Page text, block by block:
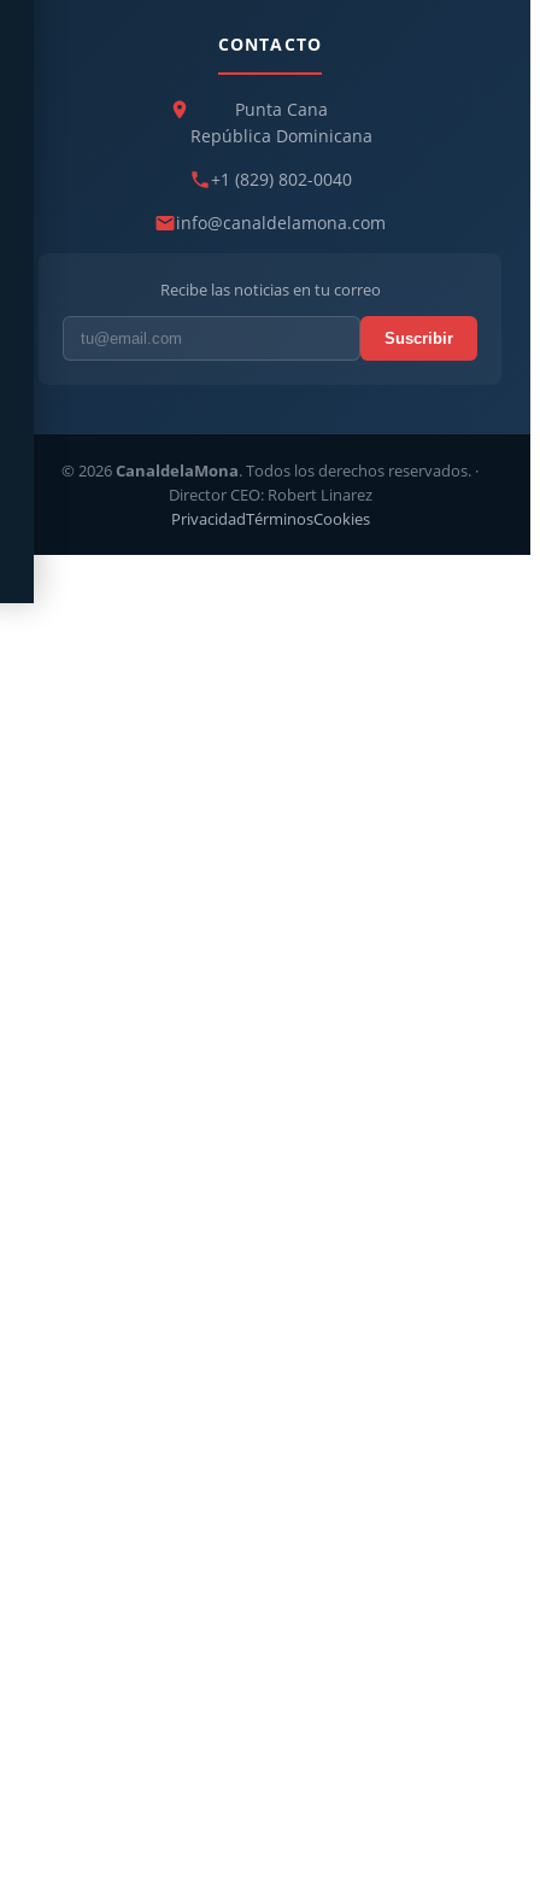
CONTACTO
Punta Cana
República Dominicana
+1 (829) 802-0040
info@canaldelamona.com
Recibe las noticias en tu correo
Suscribir
© 2026CanaldelaMona. Todos los derechos reservados. ·
Director CEO: Robert Linarez
PrivacidadTérminosCookies